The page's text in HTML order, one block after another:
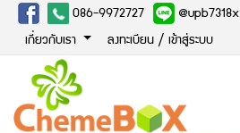
086-9972727 @upb7318x
เกี่ยวกับเรา ลงทะเบียน / เข้าสู่ระบบ